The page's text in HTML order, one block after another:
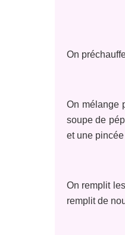
On
On mélange
soupe de
et une
On remplit
remplit de